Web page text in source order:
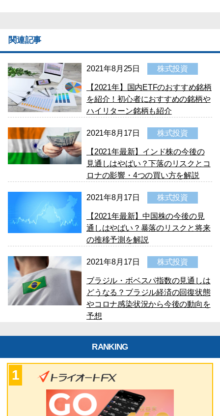
関連記事
2021年8月25日 株式投資
【2021年】国内ETFのおすすめ銘柄
を紹介！初心者におすすめの銘柄や
ハイリターン銘柄も紹介
2021年8月17日 株式投資
【2021年最新】インド株の今後の
見通しはやばい？下落のリスクとコ
ロナの影響・4つの買い方を解説
2021年8月17日 株式投資
【2021年最新】中国株の今後の見
通しはやばい？暴落のリスクと将来
の推移予測を解説
2021年8月17日 株式投資
ブラジル・ボベスパ指数の見通しは
どうなる？ブラジル経済の回復状態
やコロナ感染状況から今後の動向を
予想
RANKING